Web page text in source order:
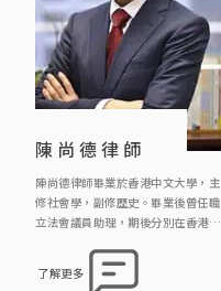
陳尚德律師
陳尚德律師畢業於香港中文大學，主
修社會學，副修歷史。畢業後曾任職
立法會議員助理，期後分別在香港大
律，現為《鄧王周廖成利律師行》合
夥人。陳律師希望透過法律工作維護
了解更多